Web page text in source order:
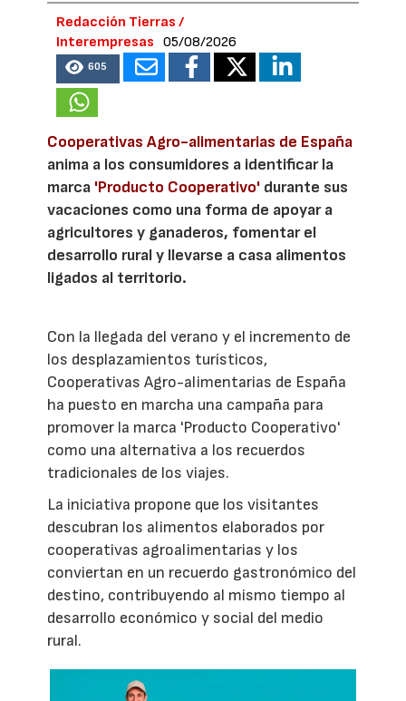
Redacción Tierras /
Interempresas
05/08/2026
605
Cooperativas Agro-alimentarias de España
anima a los consumidores a identificar la
marca 'Producto Cooperativo' durante sus
vacaciones como una forma de apoyar a
agricultores y ganaderos, fomentar el
desarrollo rural y llevarse a casa alimentos
ligados al territorio.
Con la llegada del verano y el incremento de
los desplazamientos turísticos,
Cooperativas Agro-alimentarias de España
ha puesto en marcha una campaña para
promover la marca 'Producto Cooperativo'
como una alternativa a los recuerdos
tradicionales de los viajes.
La iniciativa propone que los visitantes
descubran los alimentos elaborados por
cooperativas agroalimentarias y los
conviertan en un recuerdo gastronómico del
destino, contribuyendo al mismo tiempo al
desarrollo económico y social del medio
rural.